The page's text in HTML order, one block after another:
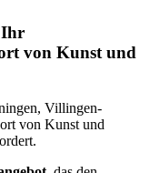
Ihr
von Kunst und
Villingen-
von Kunst und